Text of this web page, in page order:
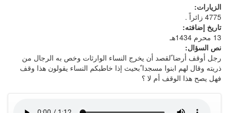
الزيارات:
4775 زائراً .
تاريخ إضافته:
13 محرم 1434هـ
نص السؤال:
رجل أوقف أرضا ًلقصد أن يخرج النساء الوارثات وخص به الرجال من
ذريته وقال لهم ابنوا مسجدا ًبحيث إذا خاطبكم النساء يقولون هذا وقف
فهل يصح هذا الوقف أم لا ؟